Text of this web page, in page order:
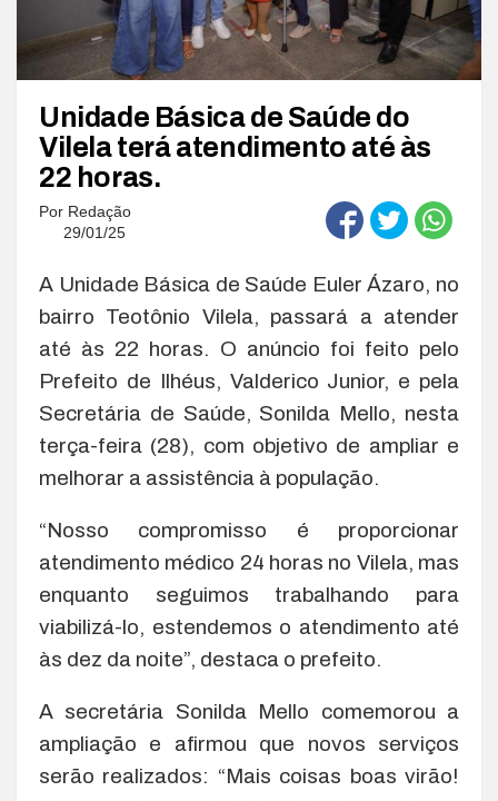
Unidade Básica de Saúde do
Vilela terá atendimento até às
22 horas.
Por Redação
29/01/25
A Unidade Básica de Saúde Euler Ázaro, no
bairro Teotônio Vilela, passará a atender
até às 22 horas. O anúncio foi feito pelo
Prefeito de Ilhéus, Valderico Junior, e pela
Secretária de Saúde, Sonilda Mello, nesta
terça-feira (28), com objetivo de ampliar e
melhorar a assistência à população.
“Nosso compromisso é proporcionar
atendimento médico 24 horas no Vilela, mas
enquanto seguimos trabalhando para
viabilizá-lo, estendemos o atendimento até
às dez da noite”, destaca o prefeito.
A secretária Sonilda Mello comemorou a
ampliação e afirmou que novos serviços
serão realizados: “Mais coisas boas virão!